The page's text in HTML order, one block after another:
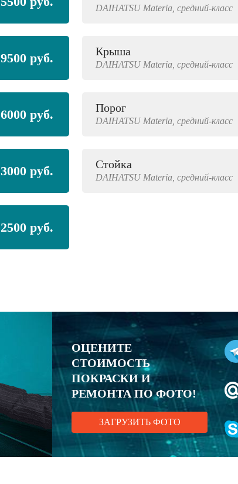
DAIHATSU Materia, средний-класс
9500 руб. Крыша
DAIHATSU Materia, средний-класс
6000 руб. Порог
DAIHATSU Materia, средний-класс
3000 руб. Стойка
DAIHATSU Materia, средний-класс
2500 руб.
ОЦЕНИТЕ
СТОИМОСТЬ
ПОКРАСКИ И
РЕМОНТА ПО ФОТО!
ЗАГРУЗИТЬ ФОТО